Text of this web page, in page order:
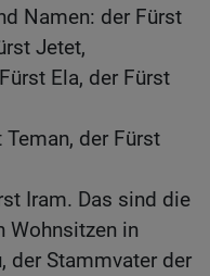
Namen: der Fürst
Jetet,
Ela, der Fürst
der Fürst
Iram. Das sind die
Wohnsitzen in
der Stammvater der